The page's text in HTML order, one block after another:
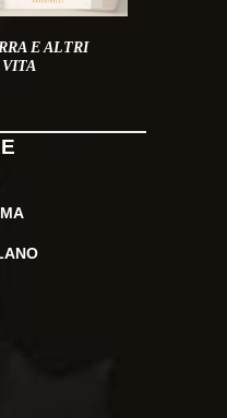
E ALTRI